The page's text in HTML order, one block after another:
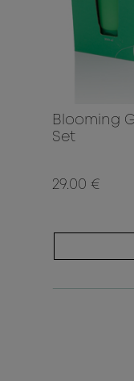
Blooming
Set
29.00 €